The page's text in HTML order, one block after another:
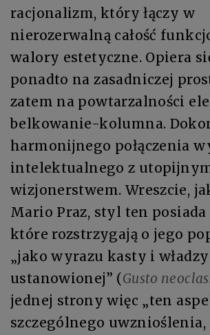
racjonalizm, który łączy w
nierozerwalną całość
walory estetyczne. Opiera
ponadto na zasadniczej
zatem na powtarzalności
belkowanie-kolumna.
harmonijnego połączenia
intelektualnego z
wizjonerstwem. Wreszcie,
Mario Praz, styl ten posiada
które rozstrzygają o jego
„jako wyrazu kasty i władzy
ustanowionej” (Gusto
jednej strony więc „ten
szczególnego uwznioślenia,